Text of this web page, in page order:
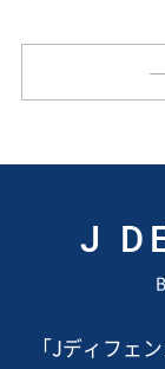
J
「Jディフェ